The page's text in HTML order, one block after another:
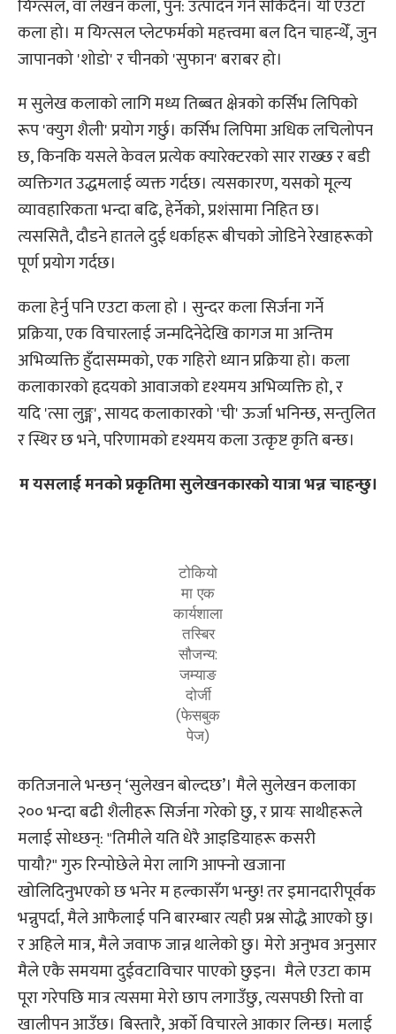
यिग्त्सल, वा लेखन कला, पुन: उत्पादन गर्न सकिँदैन। यो एउटा
कला हो। म यिग्त्सल प्लेटफर्मको महत्त्वमा बल दिन चाहन्थेँ, जुन
जापानको 'शोडो' र चीनको 'सुफान' बराबर हो।
म सुलेख कलाको लागि मध्य तिब्बत क्षेत्रको कर्सिभ लिपिको
रूप 'क्युग शैली' प्रयोग गर्छु। कर्सिभ लिपिमा अधिक लचिलोपन
छ, किनकि यसले केवल प्रत्येक क्यारेक्टरको सार राख्छ र बडी
व्यक्तिगत उद्धमलाई व्यक्त गर्दछ। त्यसकारण, यसको मूल्य
व्यावहारिकता भन्दा बढि, हेर्नेको, प्रशंसामा निहित छ।
त्यससितै, दौडने हातले दुई धर्काहरू बीचको जोडिने रेखाहरूको
पूर्ण प्रयोग गर्दछ।
कला हेर्नु पनि एउटा कला हो । सुन्दर कला सिर्जना गर्ने
प्रक्रिया, एक विचारलाई जन्मदिनेदेखि कागज मा अन्तिम
अभिव्यक्ति हुँदासम्मको, एक गहिरो ध्यान प्रक्रिया हो। कला
कलाकारको हृदयको आवाजको दृश्यमय अभिव्यक्ति हो, र
यदि 'त्सा लुङ्ग', सायद कलाकारको 'ची' ऊर्जा भनिन्छ, सन्तुलित
र स्थिर छ भने, परिणामको दृश्यमय कला उत्कृष्ट कृति बन्छ।
म यसलाई मनको प्रकृतिमा सुलेखनकारको यात्रा भन्न चाहन्छु।
टोकियो
मा एक
कार्यशाला
तस्बिर
सौजन्य:
जम्याङ
दोर्जी
(फेसबुक
पेज)
कतिजनाले भन्छन् ‘सुलेखन बोल्दछ’। मैले सुलेखन कलाका
२०० भन्दा बढी शैलीहरू सिर्जना गरेको छु, र प्रायः साथीहरूले
मलाई सोध्छन्: "तिमीले यति धेरै आइडियाहरू कसरी
पायौ?" गुरु रिन्पोछेले मेरा लागि आफ्नो खजाना
खोलिदिनुभएको छ भनेर म हल्कासँग भन्छु! तर इमानदारीपूर्वक
भन्नुपर्दा, मैले आफैलाई पनि बारम्बार त्यही प्रश्न सोद्धै आएको छु।
र अहिले मात्र, मैले जवाफ जान्न थालेको छु। मेरो अनुभव अनुसार
मैले एकै समयमा दुईवटाविचार पाएको छुइन। मैले एउटा काम
पूरा गरेपछि मात्र त्यसमा मेरो छाप लगाउँछु, त्यसपछी रित्तो वा
खालीपन आउँछ। बिस्तारै, अर्को विचारले आकार लिन्छ। मलाई